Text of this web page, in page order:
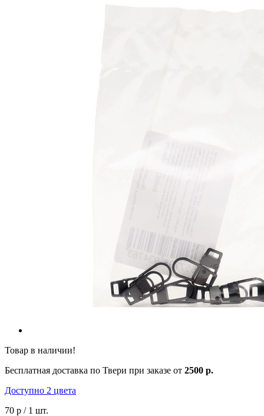
Товар в наличии!
Бесплатная доставка по Твери при заказе от 2500 р.
Доступно 2 цвета
70 р / 1 шт.